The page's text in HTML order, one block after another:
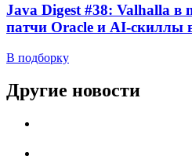
Java Digest #38: Valhalla в
патчи Oracle и AI-скиллы
В подборку
Другие новости